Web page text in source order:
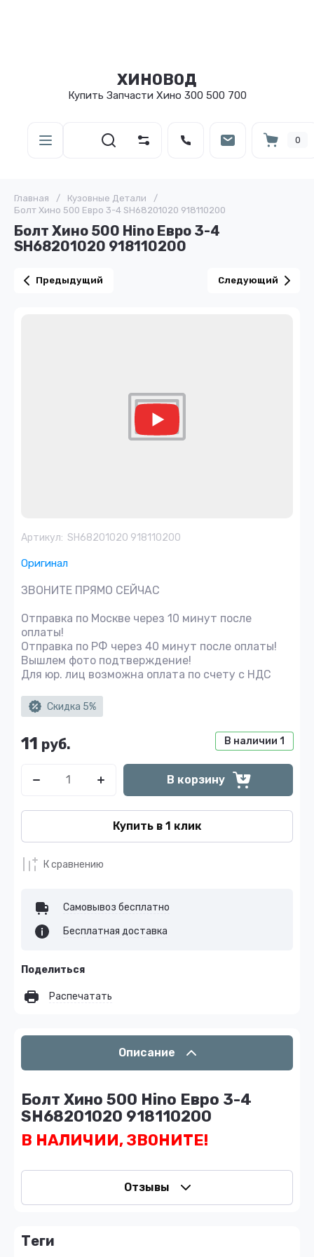
ХИНОВОД
Купить Запчасти Хино 300 500 700
0
Главная / Кузовные Детали
/
Болт Хино 500 Евро 3-4 SH68201020 918110200
Болт Хино 500 Hino Евро 3-4
SH68201020 918110200
Предыдущий Следующий
Артикул: SH68201020 918110200
Оригинал
ЗВОНИТЕ ПРЯМО СЕЙЧАС
Отправка по Москве через 10 минут после
оплаты!
Отправка по РФ через 40 минут после оплаты!
Вышлем фото подтверждение!
Для юр. лиц возможна оплата по счету с НДС
Скидка 5%
В наличии 1
11 руб.
В корзину
Купить в 1 клик
К сравнению
Самовывоз бесплатно
Бесплатная доставка
Поделиться
Распечатать
Описание
Болт Хино 500 Hino Евро 3-4
SH68201020 918110200
В НАЛИЧИИ, ЗВОНИТЕ!
Отзывы
теги